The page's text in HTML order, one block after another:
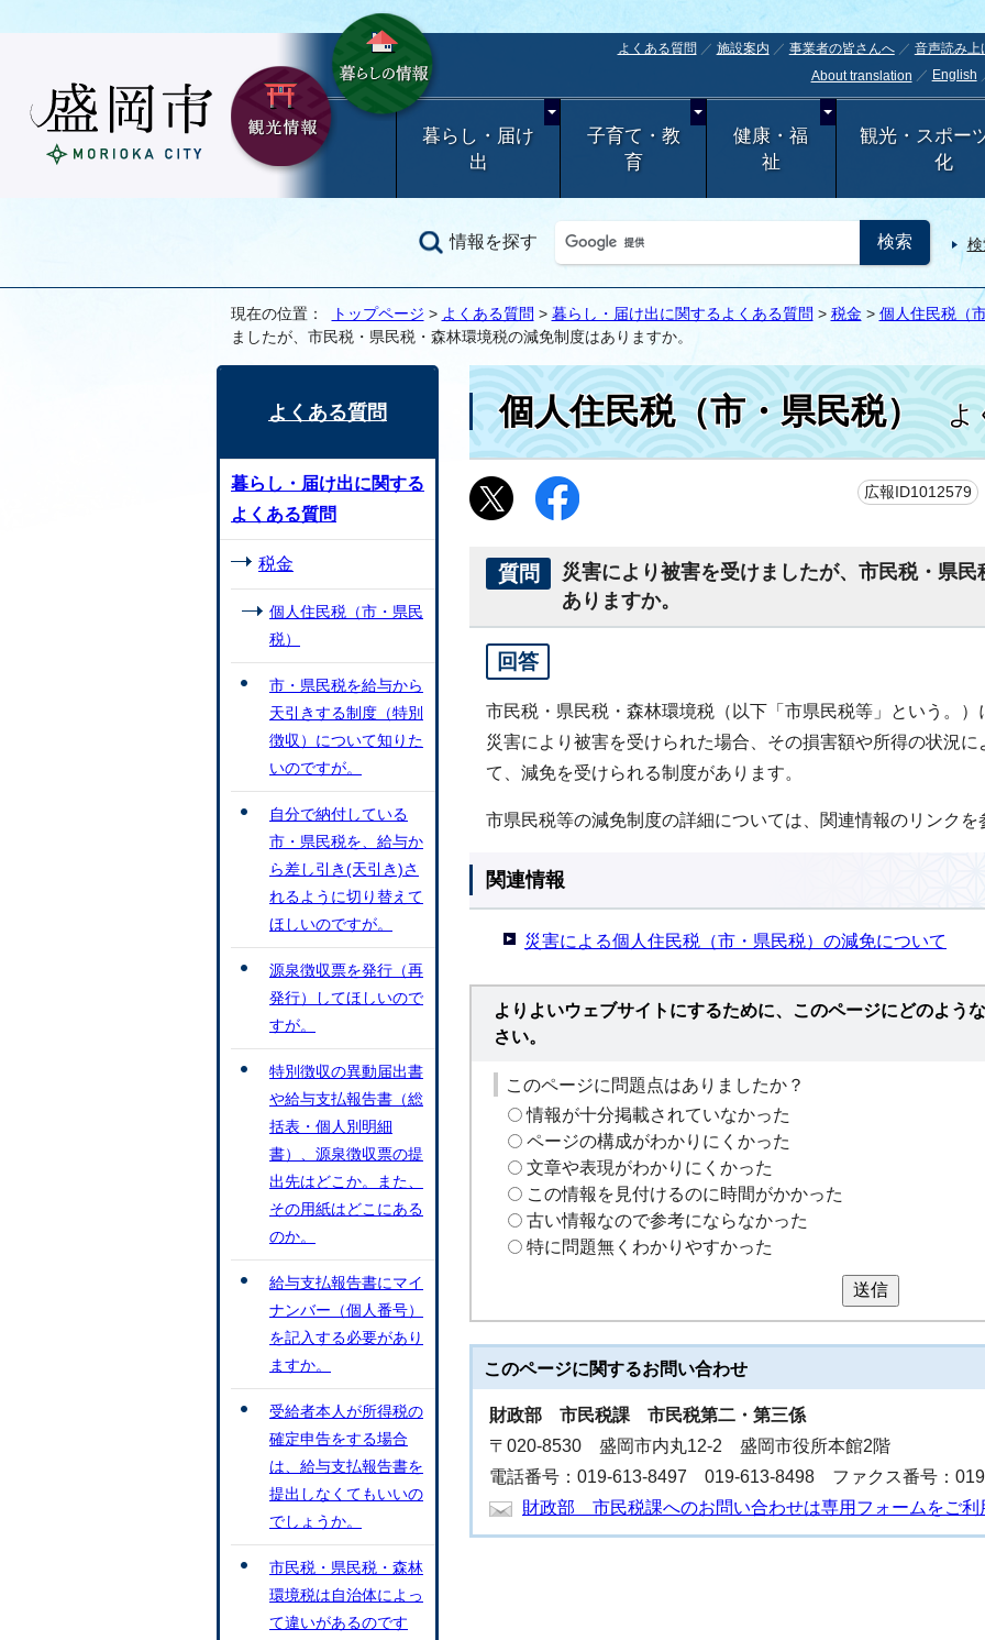
よくある質問 施設案内 事業者の皆さんへ 音声読み上
About translation
English
暮らし・届け
出
子育て・教
育
健康・福
祉
観光・スポー
化
情報を探す
現在の位置： トップページ > よくある質問 > 暮らし・届け出に関するよくある質問 > 税金> 個人住民税（
ましたが、市民税・県民税・森林環境税の減免制度はありますか。
個人住民税（市・県民税） よ
広報ID1012579
質問
災害により被害を受けましたが、市民税・県
ありますか。
回答
市民税・県民税・森林環境税（以下「市県民税等」という。
災害により被害を受けられた場合、その損害額や所得の状況
て、減免を受けられる制度があります。
市県民税等の減免制度の詳細については、関連情報のリンクを
関連情報
災害による個人住民税（市・県民税）の減免について
よりよいウェブサイトにするために、このページにどのよう
さい。
このページに問題点はありましたか？
情報が十分掲載されていなかった
ページの構成がわかりにくかった
文章や表現がわかりにくかった
この情報を見付けるのに時間がかかった
古い情報なので参考にならなかった
特に問題無くわかりやすかった
送信
このページに関するお問い合わせ
財政部 市民税課 市民税第二・第三係
〒020-8530 盛岡市内丸12-2 盛岡市役所本館2階
電話番号：019-613-8497 019-613-8498 ファクス番号：
財政部 市民税課へのお問い合わせは専用フォームをご利
よくある質問
暮らし・届け出に関する
よくある質問
税金
個人住民税（市・県民
税）
市・県民税を給与から
天引きする制度（特別
徴収）について知りた
いのですが。
自分で納付している
市・県民税を、給与か
ら差し引き(天引き)さ
れるように切り替えて
ほしいのですが。
源泉徴収票を発行（再
発行）してほしいので
すが。
特別徴収の異動届出書
や給与支払報告書（総
括表・個人別明細
書）、源泉徴収票の提
出先はどこか。また、
その用紙はどこにある
のか。
給与支払報告書にマイ
ナンバー（個人番号）
を記入する必要があり
ますか。
受給者本人が所得税の
確定申告をする場合
は、給与支払報告書を
提出しなくてもいいの
でしょうか。
市民税・県民税・森林
環境税は自治体によっ
て違いがあるのです